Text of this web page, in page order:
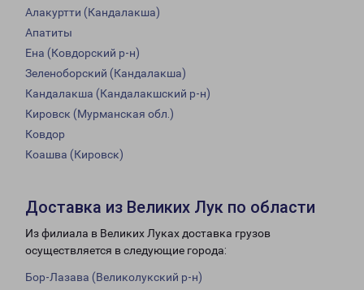
Алакуртти (Кандалакша)
Апатиты
Ена (Ковдорский р-н)
Зеленоборский (Кандалакша)
Кандалакша (Кандалакшский р-н)
Кировск (Мурманская обл.)
Ковдор
Коашва (Кировск)
Доставка из Великих Лук по области
Из филиала в Великих Луках доставка грузов
осуществляется в следующие города:
Бор-Лазава (Великолукский р-н)